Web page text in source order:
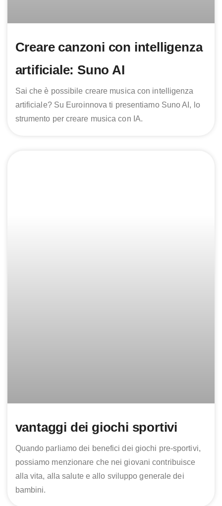
artificiale? Su Euroinnova ti presentiamo Suno AI, lo